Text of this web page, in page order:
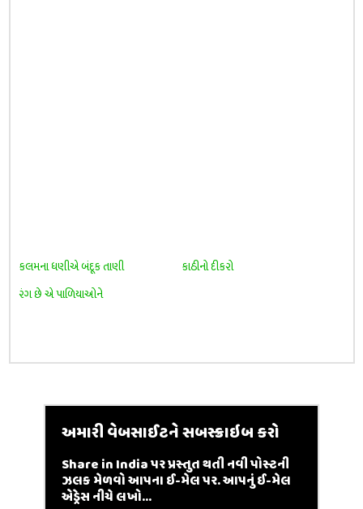
કલમના ધણીએ બંદૂક તાણી
કાઠીનો દીકરો
રંગ છે એ પાળિયાઓને
અમારી વેબસાઈટને સબસ્ક્રાઇબ કરો
Share in India પર પ્રસ્તુત થતી નવી પોસ્ટની
ઝલક મેળવો આપના ઈ-મેલ પર. આપનું ઈ-મેલ
એડ્રેસ નીચે લખો...